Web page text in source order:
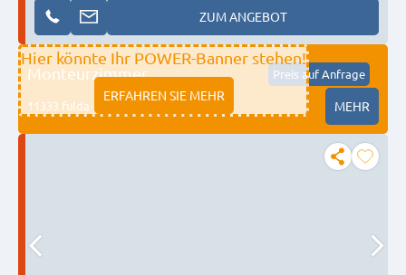
ZUM ANGEBOT
Hier könnte Ihr POWER-Banner stehen!
ERFAHREN SIE MEHR
Monteurzimmer Preis auf Anfrage
11333 fulda MEHR